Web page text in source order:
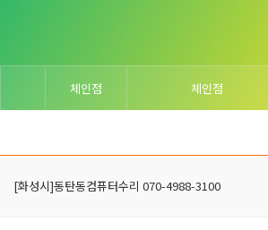
체인점 체인점
[화성시]동탄동컴퓨터수리 070-4988-3100